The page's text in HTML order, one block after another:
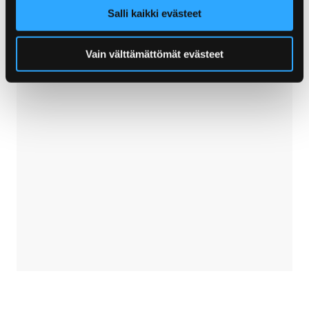
Salli kaikki evästeet
Vain välttämättömät evästeet
Ohita upote